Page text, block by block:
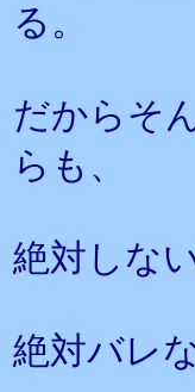
る。
だからそ
らも、
絶対しな
絶対バレ